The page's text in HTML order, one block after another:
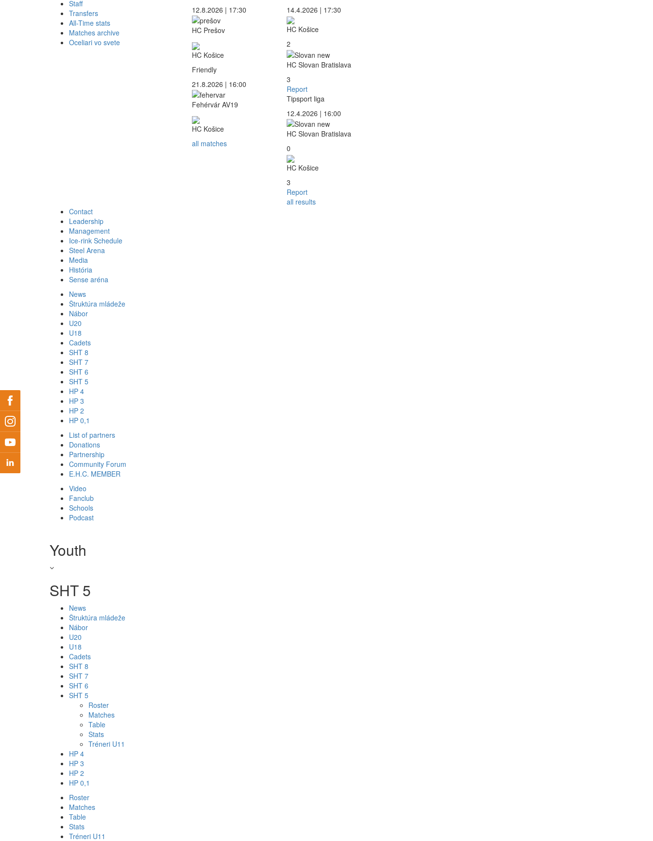
Staff
Transfers
All-Time stats
Matches archive
Oceliari vo svete
12.8.2026 | 17:30
HC Prešov
HC Košice
Friendly
21.8.2026 | 16:00
Fehérvár AV19
HC Košice
all matches
14.4.2026 | 17:30
HC Košice
2
HC Slovan Bratislava
3
Report
Tipsport liga
12.4.2026 | 16:00
HC Slovan Bratislava
0
HC Košice
3
Report
all results
Contact
Leadership
Management
Ice-rink Schedule
Steel Arena
Media
História
Sense aréna
News
Štruktúra mládeže
Nábor
U20
U18
Cadets
SHT 8
SHT 7
SHT 6
SHT 5
HP 4
HP 3
HP 2
HP 0,1
List of partners
Donations
Partnership
Community Forum
E.H.C. MEMBER
Video
Fanclub
Schools
Podcast
Youth
SHT 5
News
Štruktúra mládeže
Nábor
U20
U18
Cadets
SHT 8
SHT 7
SHT 6
SHT 5
Roster
Matches
Table
Stats
Tréneri U11
HP 4
HP 3
HP 2
HP 0,1
Roster
Matches
Table
Stats
Tréneri U11